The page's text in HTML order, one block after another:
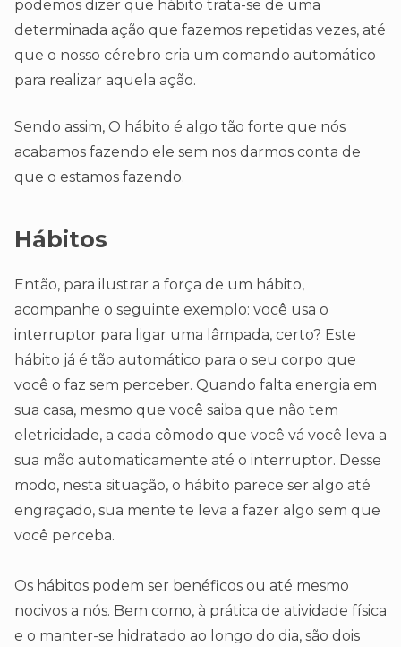
podemos dizer que hábito trata-se de uma
determinada ação que fazemos repetidas vezes, até
que o nosso cérebro cria um comando automático
para realizar aquela ação.
Sendo assim, O hábito é algo tão forte que nós
acabamos fazendo ele sem nos darmos conta de
que o estamos fazendo.
Hábitos
Então, para ilustrar a força de um hábito,
acompanhe o seguinte exemplo: você usa o
interruptor para ligar uma lâmpada, certo? Este
hábito já é tão automático para o seu corpo que
você o faz sem perceber. Quando falta energia em
sua casa, mesmo que você saiba que não tem
eletricidade, a cada cômodo que você vá você leva a
sua mão automaticamente até o interruptor. Desse
modo, nesta situação, o hábito parece ser algo até
engraçado, sua mente te leva a fazer algo sem que
você perceba.
Os hábitos podem ser benéficos ou até mesmo
nocivos a nós. Bem como, à prática de atividade física
e o manter-se hidratado ao longo do dia, são dois